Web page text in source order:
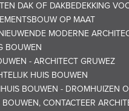
DAK OF DAKBEDEKKING
OP MAAT
MODERNE
BOUWEN
- ARCHITECT GRUWEZ
HUIS BOUWEN
BOUWEN - DROMHUIZEN
BOUWEN, CONTACTEER